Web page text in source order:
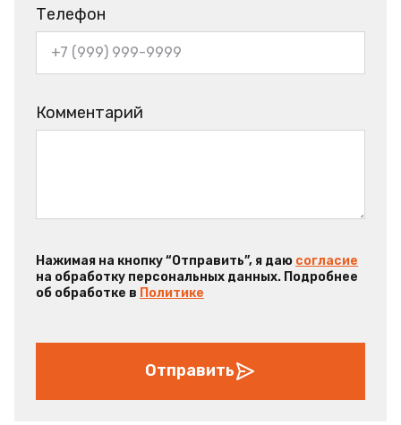
Телефон
Комментарий
Нажимая на кнопку “Отправить”, я даю согласие
на обработку персональных данных. Подробнее
об обработке в Политике
Отправить